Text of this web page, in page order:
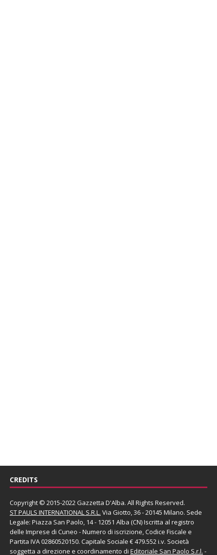
CREDITS
Copyright © 2015-2022 Gazzetta D'Alba. All Rights Reserved.
ST PAULS INTERNATIONAL S.R.L. Via Giotto, 36 - 20145 Milano. Sede
Legale: Piazza San Paolo, 14 - 12051 Alba (CN) Iscritta al registro
delle Imprese di Cuneo - Numero di iscrizione, Codice Fiscale e
Partita IVA 02860520150. Capitale Sociale € 479.552 i.v. Società
soggetta a direzione e coordinamento di Editoriale San Paolo S.r.l. -